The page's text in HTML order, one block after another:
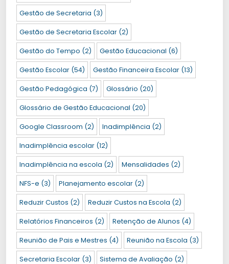
Gestão de Secretaria (3)
Gestão de Secretaria Escolar (2)
Gestão do Tempo (2) Gestão Educacional (6)
Gestão Escolar (54) Gestão Financeira Escolar (13)
Gestão Pedagógica (7) Glossário (20)
Glossário de Gestão Educacional (20)
Google Classroom (2) Inadimplência (2)
Inadimplência escolar (12)
Inadimplência na escola (2) Mensalidades (2)
NFS-e (3) Planejamento escolar (2)
Reduzir Custos (2) Reduzir Custos na Escola (2)
Relatórios Financeiros (2) Retenção de Alunos (4)
Reunião de Pais e Mestres (4) Reunião na Escola (3)
Secretaria Escolar (3) Sistema de Avaliação (2)